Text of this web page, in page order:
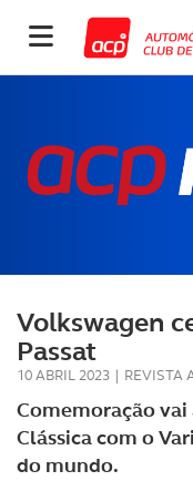
Volkswagen
Passat
10 ABRIL 2023 | REVISTA
Comemoração
Clássica com o
do mundo.